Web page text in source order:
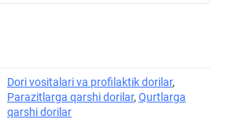
Dori vositalari va profilaktik dorilar,
Parazitlarga qarshi dorilar, Qurtlarga
qarshi dorilar